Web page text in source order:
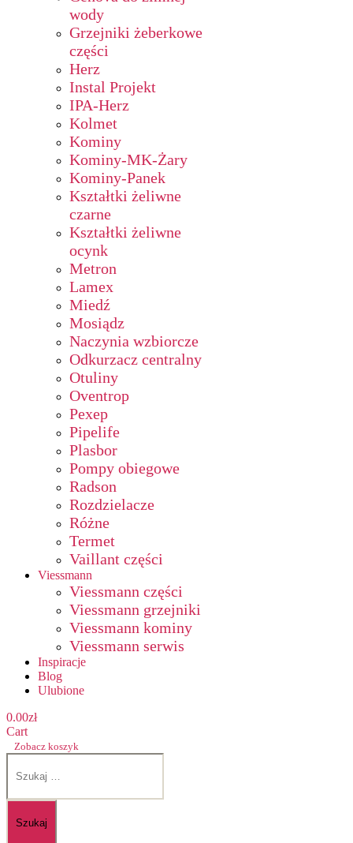
wody
Grzejniki żeberkowe
części
Herz
Instal Projekt
IPA-Herz
Kolmet
Kominy
Kominy-MK-Żary
Kominy-Panek
Kształtki żeliwne
czarne
Kształtki żeliwne
ocynk
Metron
Lamex
Miedź
Mosiądz
Naczynia wzbiorcze
Odkurzacz centralny
Otuliny
Oventrop
Pexep
Pipelife
Plasbor
Pompy obiegowe
Radson
Rozdzielacze
Różne
Termet
Vaillant części
Viessmann
Viessmann części
Viessmann grzejniki
Viessmann kominy
Viessmann serwis
Inspiracje
Blog
Ulubione
0.00zł
Cart
Zobacz koszyk
Szukaj: